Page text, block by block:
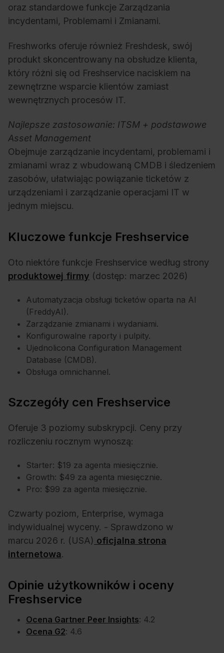
oraz standardowe funkcje Zarządzania
incydentami, Problemami i Zmianami.
Freshworks oferuje również Freshdesk, swój
produkt skoncentrowany na obsłudze klienta,
który różni się od Freshservice naciskiem na
zewnętrzne wsparcie klientów zamiast
wewnętrznych procesów IT.
Najlepsze zastosowanie: ITSM + podstawowe
Asset Management
Obejmuje zarządzanie incydentami, problemami i
zmianami wraz z wbudowaną CMDB i śledzeniem
zasobów, ułatwiając powiązanie ticketów z
urządzeniami i zarządzanie operacjami IT w
jednym miejscu.
Kluczowe funkcje Freshservice
Oto niektóre funkcje Freshservice według strony
produktowej firmy (dostęp: marzec 2026)
Automatyzacja obsługi ticketów oparta na AI
(FreddyAI).
Zarządzanie zmianami i wydaniami.
Konfigurowalne raporty i pulpity.
Ujednolicona Configuration Management
Database (CMDB).
Obsługa omnichannel.
Szczegóły cen Freshservice
Oferuje 3 poziomy subskrypcji. Ceny przy
rozliczeniu rocznym wynoszą:
Starter: $19 za agenta miesięcznie.
Growth: $49 za agenta miesięcznie.
Pro: $99 za agenta miesięcznie.
Czwarty poziom, Enterprise, wymaga
indywidualnej wyceny. - Sprawdzono w
marcu 2026 r. (USA) oficjalna strona
internetowa.
Opinie użytkowników i oceny
Freshservice
Ocena Gartner Peer Insights: 4.2
Ocena G2: 4.6